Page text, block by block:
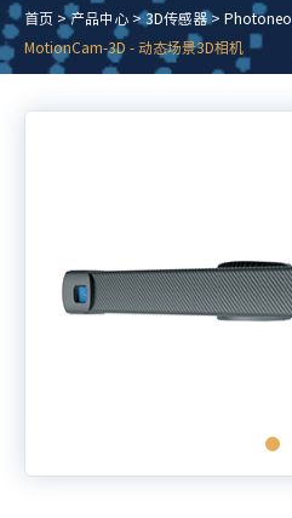
首页 >产品中心 >3D传感器> Photoneo
MotionCam-3D - 动态场景3D相机